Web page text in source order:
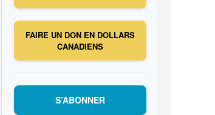
FAIRE UN DON EN DOLLARS
CANADIENS
S’ABONNER